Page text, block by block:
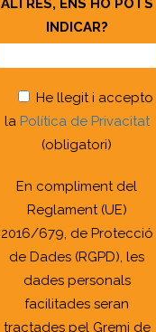
ALTRES, ENS HO POTS
INDICAR?
He llegit i accepto
la Política de Privacitat
(obligatori)
En compliment del
Reglament (UE)
2016/679, de Protecció
de Dades (RGPD), les
dades personals
facilitades seran
tractades pel Gremi de